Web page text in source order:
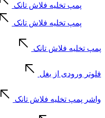
پمپ تخلیه فلاش تانک
پمپ تخلیه فلاش تانک
پمپ تخلیه فلاش تانک
فلوتر ورودی از بغل
واشر پمپ تخلیه فلاش تانک